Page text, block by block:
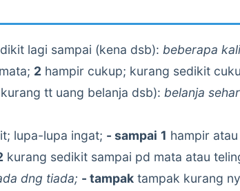
lagi sampai (kena dsb): beberapa
2 hampir cukup; kurang sedikit
tt uang belanja dsb): belanja
lupa-lupa ingat; - sampai 1 hampir
kurang sedikit sampai pd mata atau
dng tiada; - tampak tampak kurang